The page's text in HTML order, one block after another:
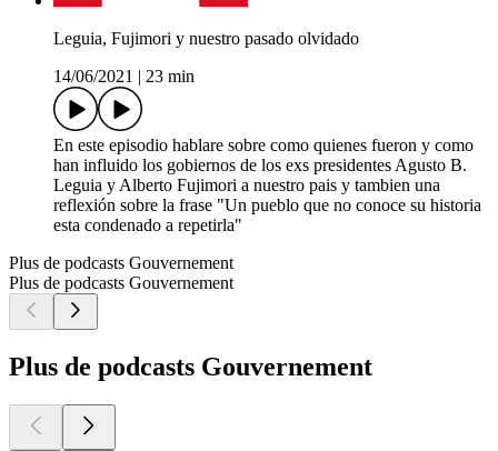
Leguia, Fujimori y nuestro pasado olvidado
14/06/2021
23 min
En este episodio hablare sobre como quienes fueron y como
han influido los gobiernos de los exs presidentes Agusto B.
Leguia y Alberto Fujimori a nuestro pais y tambien una
reflexión sobre la frase "Un pueblo que no conoce su historia
esta condenado a repetirla"
Plus de podcasts Gouvernement
Plus de podcasts Gouvernement
Plus de podcasts Gouvernement